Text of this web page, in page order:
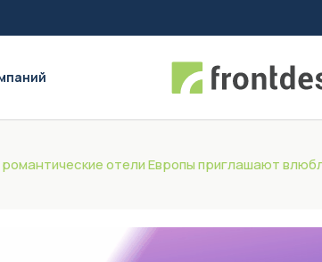
отели Европы приглашают